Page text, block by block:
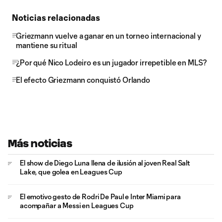
Noticias relacionadas
Griezmann vuelve a ganar en un torneo internacional y
mantiene su ritual
¿Por qué Nico Lodeiro es un jugador irrepetible en MLS?
El efecto Griezmann conquistó Orlando
Más noticias
El show de Diego Luna llena de ilusión al joven Real Salt
Lake, que golea en Leagues Cup
El emotivo gesto de Rodri De Paul e Inter Miami para
acompañar a Messi en Leagues Cup